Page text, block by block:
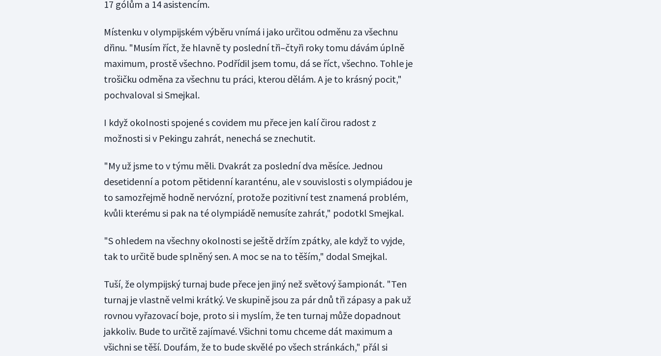
17 gólům a 14 asistencím.
Místenku v olympijském výběru vnímá i jako určitou odměnu za všechnu
dřinu. "Musím říct, že hlavně ty poslední tři–čtyři roky tomu dávám úplně
maximum, prostě všechno. Podřídil jsem tomu, dá se říct, všechno. Tohle je
trošičku odměna za všechnu tu práci, kterou dělám. A je to krásný pocit,"
pochvaloval si Smejkal.
I když okolnosti spojené s covidem mu přece jen kalí čirou radost z
možnosti si v Pekingu zahrát, nenechá se znechutit.
"My už jsme to v týmu měli. Dvakrát za poslední dva měsíce. Jednou
desetidenní a potom pětidenní karanténu, ale v souvislosti s olympiádou je
to samozřejmě hodně nervózní, protože pozitivní test znamená problém,
kvůli kterému si pak na té olympiádě nemusíte zahrát," podotkl Smejkal.
"S ohledem na všechny okolnosti se ještě držím zpátky, ale když to vyjde,
tak to určitě bude splněný sen. A moc se na to těším," dodal Smejkal.
Tuší, že olympijský turnaj bude přece jen jiný než světový šampionát. "Ten
turnaj je vlastně velmi krátký. Ve skupině jsou za pár dnů tři zápasy a pak už
rovnou vyřazovací boje, proto si i myslím, že ten turnaj může dopadnout
jakkoliv. Bude to určitě zajímavé. Všichni tomu chceme dát maximum a
všichni se těší. Doufám, že to bude skvělé po všech stránkách," přál si